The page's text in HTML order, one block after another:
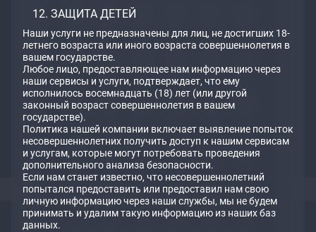
ЗАЩИТА ДЕТЕЙ
Наши услуги не предназначены для лиц, не достигших 18-
летнего возраста или иного возраста совершеннолетия в
вашем государстве.
Любое лицо, предоставляющее нам информацию через
наши сервисы и услуги, подтверждает, что ему
исполнилось восемнадцать (18) лет (или другой
законный возраст совершеннолетия в вашем
государстве).
Политика нашей компании включает выявление попыток
несовершеннолетних получить доступ к нашим сервисам
и услугам, которые могут потребовать проведения
дополнительного анализа безопасности.
Если нам станет известно, что несовершеннолетний
попытался предоставить или предоставил нам свою
личную информацию через наши службы, мы не будем
принимать и удалим такую информацию из наших баз
данных.